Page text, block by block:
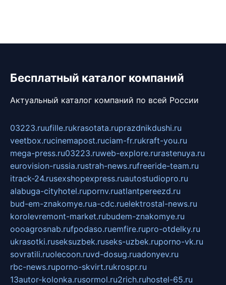
Бесплатный каталог компаний
Актуальный каталог компаний по всей России
03223.ruufille.rukrasotata.ruprazdnikdushi.ru
veetbox.rucinemapost.ruciam-fr.rukraft-you.ru
mega-press.ru03223.ruweb-explore.rurastenuya.ru
eurovision-russia.rustrah-news.rufreeride-team.ru
itrack-24.rusexshopexpress.ruautostudiopro.ru
alabuga-cityhotel.rupornv.ruatlantpereezd.ru
bud-em-znakomye.rua-cdc.ruelektrostal-news.ru
korolevremont-market.rubudem-znakomye.ru
oooagrosnab.rufpodaso.ruemfire.rupro-otdelky.ru
ukrasotki.ruseksuzbek.ruseks-uzbek.ruporno-vk.ru
sovratili.ruolecoon.ruvd-dosug.ruadonyev.ru
rbc-news.ruporno-skvirt.rukrospr.ru
13autor-kolonka.rusormol.ru2rich.ruhostel-65.ru